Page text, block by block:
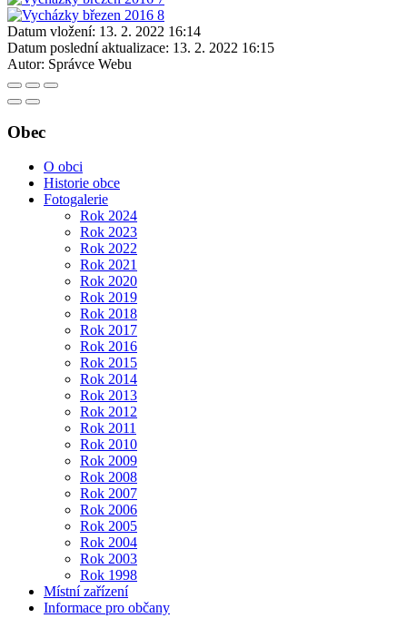
Datum vložení: 13. 2. 2022 16:14
Datum poslední aktualizace: 13. 2. 2022 16:15
Autor: Správce Webu
Obec
O obci
Historie obce
Fotogalerie
Rok 2024
Rok 2023
Rok 2022
Rok 2021
Rok 2020
Rok 2019
Rok 2018
Rok 2017
Rok 2016
Rok 2015
Rok 2014
Rok 2013
Rok 2012
Rok 2011
Rok 2010
Rok 2009
Rok 2008
Rok 2007
Rok 2006
Rok 2005
Rok 2004
Rok 2003
Rok 1998
Místní zařízení
Informace pro občany